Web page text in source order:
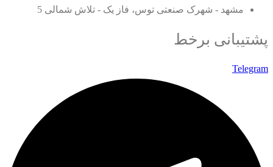
مشهد - شهرک صنعتی توس، فاز یک - تلاش شمالی 5
پشتیبانی برخط
Telegram